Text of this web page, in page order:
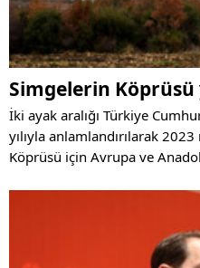
Simgelerin
İki ayak aralığı Türkiye
yılıyla anlamlandırılarak
Köprüsü için Avrupa ve